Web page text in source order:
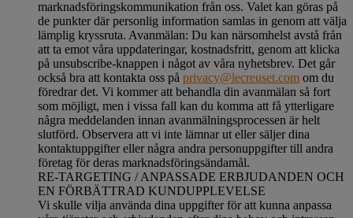
marknadsföringskommunikation från oss. Valet kan göras på
de punkter där personlig information samlas in genom att välja
lämplig kryssruta. Avanmälan: Du kan närsomhelst avstå från
att ta emot våra uppdateringar, kostnadsfritt, genom att klicka
på unsubscribe-knappen i något av våra nyhetsbrev. Det går
också bra att kontakta oss på privacy@lecreuset.com om du
föredrar det. Vi kommer att behandla din avanmälan så fort
som möjligt, men i vissa fall kan du komma att få ytterligare
några meddelanden innan avanmälningsprocessen är helt
slutförd. Observera att vi inte lämnar ut eller säljer dina
kontaktuppgifter eller några andra personuppgifter till andra
företag för deras marknadsföringsändamål.
RE-TARGETING / ANPASSADE ERBJUDANDEN OCH
EN FÖRBÄTTRAD KUNDUPPLEVELSE
Vi skulle vilja använda dina uppgifter för att kunna anpassa